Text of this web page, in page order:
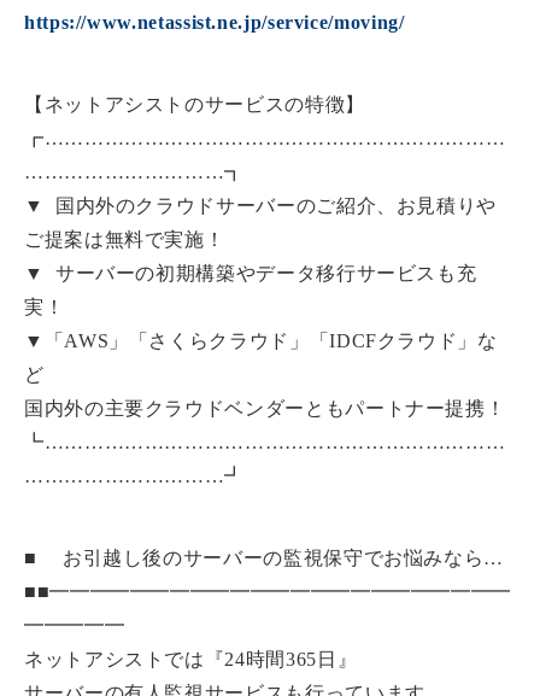
https://www.netassist.ne.jp/service/moving/
【ネットアシストのサービスの特徴】
┏……………………………………………………………
…………………………┓
▼ 国内外のクラウドサーバーのご紹介、お見積りや
ご提案は無料で実施！
▼ サーバーの初期構築やデータ移行サービスも充
実！
▼「AWS」「さくらクラウド」「IDCFクラウド」な
ど
国内外の主要クラウドベンダーともパートナー提携！
┗……………………………………………………………
…………………………┛
■ お引越し後のサーバーの監視保守でお悩みなら…
■■━━━━━━━━━━━━━━━━━━━━━━━
━━━━━
ネットアシストでは『24時間365日』